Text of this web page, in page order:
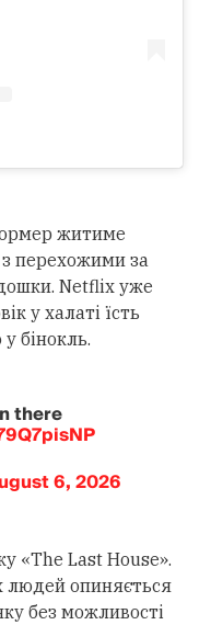
житиме
перехожими за
Netflix уже
у халаті їсть
бінокль.
there
6, 2026
«The Last House».
людей опиняється
без можливості